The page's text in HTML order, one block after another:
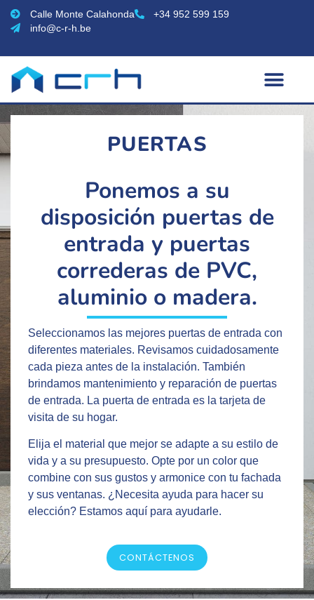
Calle Monte Calahonda
+34 952 599 159
info@c-r-h.be
PUERTAS
Ponemos a su
disposición puertas de
entrada y puertas
correderas de PVC,
aluminio o madera.
Seleccionamos las mejores puertas de entrada con
diferentes materiales. Revisamos cuidadosamente
cada pieza antes de la instalación. También
brindamos mantenimiento y reparación de puertas
de entrada. La puerta de entrada es la tarjeta de
visita de su hogar.
Elija el material que mejor se adapte a su estilo de
vida y a su presupuesto. Opte por un color que
combine con sus gustos y armonice con tu fachada
y sus ventanas. ¿Necesita ayuda para hacer su
elección? Estamos aquí para ayudarle.
CONTÁCTENOS